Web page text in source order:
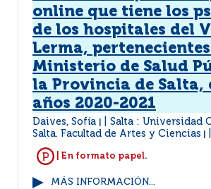
online que tiene los
de los hospitales del
Lerma,
Ministerio de Salud
la Provincia de Salta,
años 2020-2021
Daives, Sofía
Salta : Universidad
Salta. Facultad de Artes y Ciencias
| En formato papel.
MÁS INFORMACIÓN...